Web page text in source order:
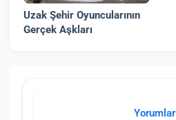
Uzak Şehir Oyuncularının
Gerçek Aşkları
Yorumlar